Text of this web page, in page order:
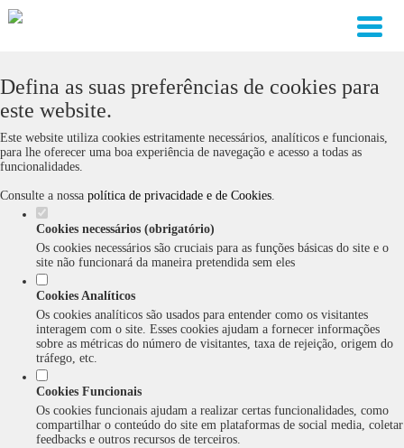
Defina as suas preferências de cookies para
este website.
Este website utiliza cookies estritamente necessários, analíticos e funcionais,
para lhe oferecer uma boa experiência de navegação e acesso a todas as
funcionalidades.
Consulte a nossa política de privacidade e de Cookies.
Cookies necessários (obrigatório)
Os cookies necessários são cruciais para as funções básicas do site e o
site não funcionará da maneira pretendida sem eles
Cookies Analíticos
Os cookies analíticos são usados para entender como os visitantes
interagem com o site. Esses cookies ajudam a fornecer informações
sobre as métricas do número de visitantes, taxa de rejeição, origem do
tráfego, etc.
Cookies Funcionais
Os cookies funcionais ajudam a realizar certas funcionalidades, como
compartilhar o conteúdo do site em plataformas de social media, coletar
feedbacks e outros recursos de terceiros.